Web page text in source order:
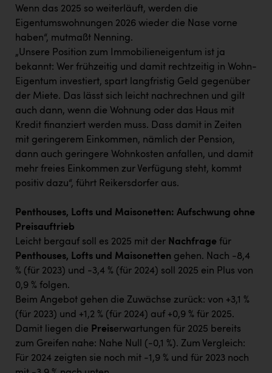
Wenn das 2025 so weiterläuft, werden die
Eigentumswohnungen 2026 wieder die Nase vorne
haben“, mutmaßt Nenning.
„Unsere Position zum Immobilieneigentum ist ja
bekannt: Wer frühzeitig und damit rechtzeitig in Wohn-
Eigentum investiert, spart langfristig Geld gegenüber
der Miete. Das lässt sich leicht nachrechnen und gilt
auch dann, wenn die Wohnung oder das Haus mit
Kredit finanziert werden muss. Dass damit in Zeiten
mit geringerem Einkommen, nämlich der Pension,
dann auch geringere Wohnkosten anfallen, und damit
mehr freies Einkommen zur Verfügung steht, kommt
positiv dazu“, führt Reikersdorfer aus.
Penthouses, Lofts und Maisonetten: Aufschwung ohne
Preisauftrieb
Leicht bergauf soll es 2025 mit der Nachfrage für
Penthouses, Lofts und Maisonetten gehen. Nach -8,4
% (für 2023) und -3,4 % (für 2024) soll 2025 ein Plus von
0,9 % folgen.
Beim Angebot gehen die Zuwächse zurück: von +3,1 %
(für 2023) und +1,2 % (für 2024) auf +0,9 % für 2025.
Damit liegen die Preiserwartungen für 2025 bereits
zum Greifen nahe: Nahe Null (-0,1 %). Zum Vergleich:
Für 2024 zeigten sie noch mit -1,9 % und für 2023 noch